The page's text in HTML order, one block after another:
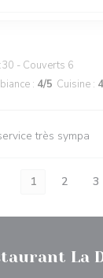
- Couverts 6
: 4/5 Cuisine : 4
très sympa
1 2 3
La